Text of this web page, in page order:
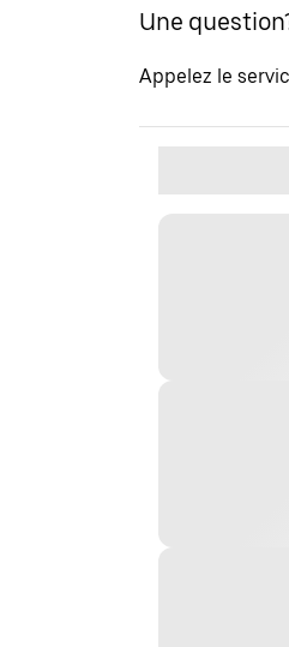
Une
Appelez le